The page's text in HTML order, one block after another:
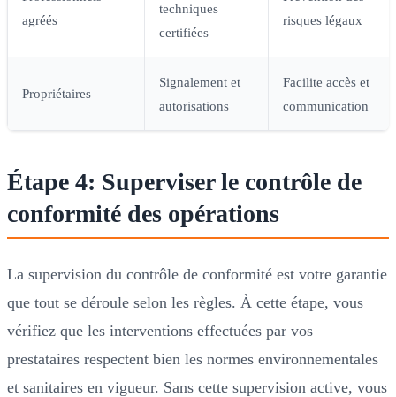
agréés
techniques
certifiées
risques légaux
Propriétaires
Signalement et
autorisations
Facilite accès et
communication
Étape 4: Superviser le contrôle de
conformité des opérations
La supervision du contrôle de conformité est votre garantie
que tout se déroule selon les règles. À cette étape, vous
vérifiez que les interventions effectuées par vos
prestataires respectent bien les normes environnementales
et sanitaires en vigueur. Sans cette supervision active, vous